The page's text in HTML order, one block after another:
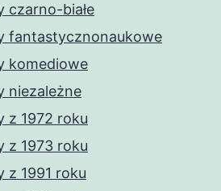
czarno-białe
fantastycznonaukowe
komediowe
niezależne
z 1972 roku
z 1973 roku
z 1991 roku